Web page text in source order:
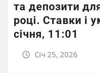
та депозити
році. Ставки і
січня, 11:01
Січ 25, 2026